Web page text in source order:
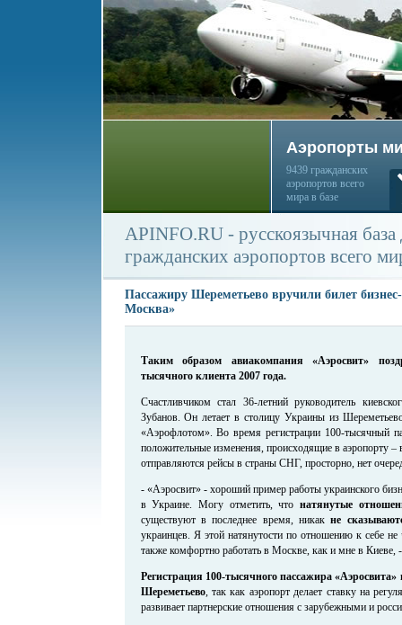
Аэропорты
9439 гражданских
аэропортов всего
мира в базе
APINFO.RU - русскоязычная
гражданских аэропортов всего
Пассажиру Шереметьево вручили билет
Москва»
Таким образом авиакомпания «Аэросвит»
тысячного клиента 2007 года.
Счастливчиком стал 36-летний руководитель
Зубанов. Он летает в столицу Украины из
«Аэрофлотом». Во время регистрации 100-тысячный
положительные изменения, происходящие в аэропорту –
отправляются рейсы в страны СНГ, просторно, нет
- «Аэросвит» - хороший пример работы украинского
в Украине. Могу отметить, что натянутые
существуют в последнее время, никакне
украинцев. Я этой натянутости по отношению к себе
также комфортно работать в Москве, как и мне в Киеве,
Регистрация 100-тысячного пассажира «Аэросвита»
Шереметьево, так как аэропорт делает ставку на
развивает партнерские отношения с зарубежными и